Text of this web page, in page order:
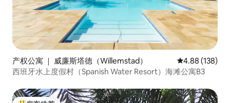
产权公寓 ｜ 威廉斯塔德（Willemstad） 平均评分 4.88
4.88 (138)
西班牙水上度假村（Spanish Water Resort）海滩公寓B3